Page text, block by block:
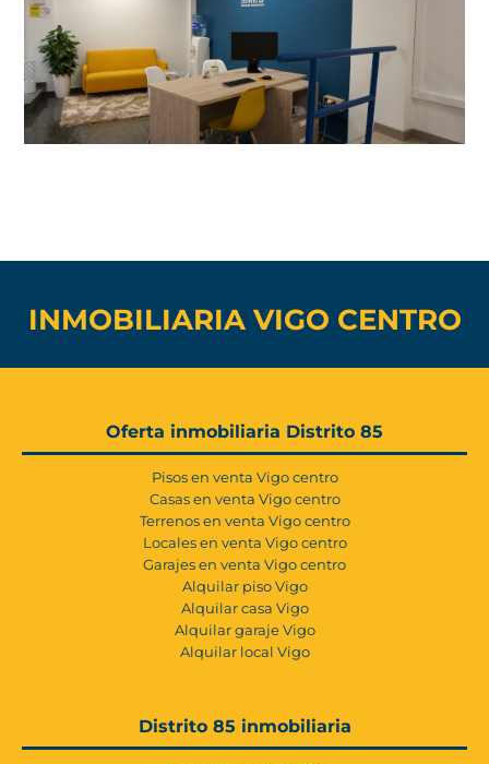
INMOBILIARIA VIGO CENTRO
Oferta inmobiliaria Distrito 85
Pisos en venta Vigo centro
Casas en venta Vigo centro
Terrenos en venta Vigo centro
Locales en venta Vigo centro
Garajes en venta Vigo centro
Alquilar piso Vigo
Alquilar casa Vigo
Alquilar garaje Vigo
Alquilar local Vigo
Distrito 85 inmobiliaria